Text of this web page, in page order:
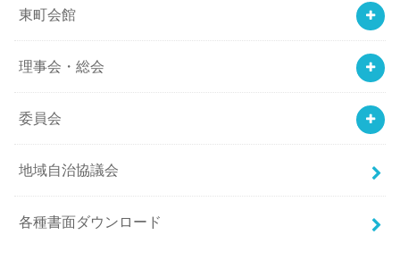
東町会館
理事会・総会
委員会
地域自治協議会
各種書面ダウンロード